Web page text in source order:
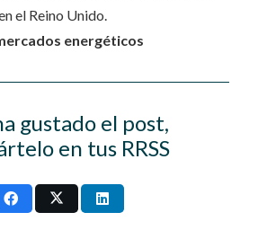
el Reino Unido.
energéticos
gustado el post,
en tus RRSS